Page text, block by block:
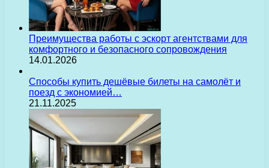
Преимущества работы с эскорт агентствами для
комфортного и безопасного сопровождения
14.01.2026
Способы купить дешёвые билеты на самолёт и
поезд с экономией…
21.11.2025